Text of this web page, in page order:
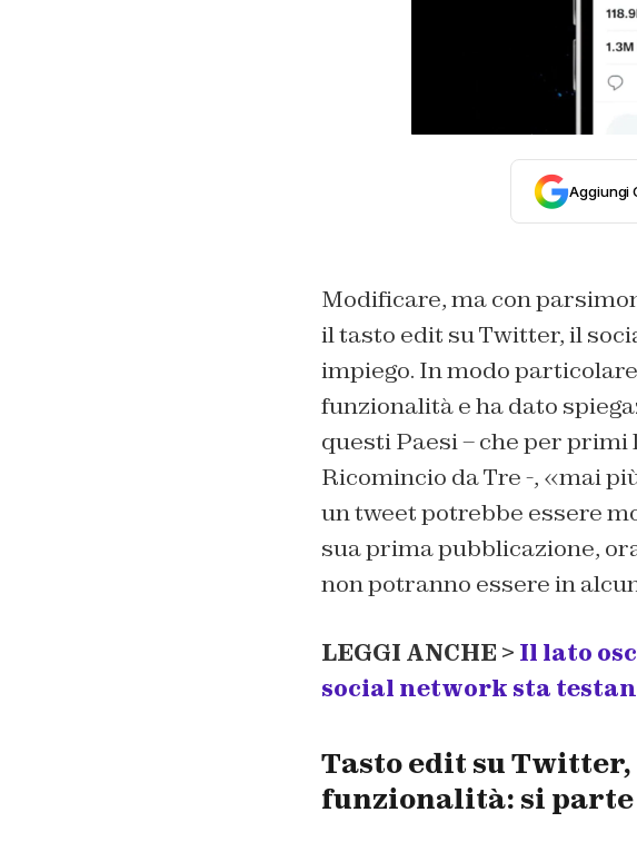
Aggiungi
Modificare, ma con
il tasto edit su Twitter, il
impiego. In modo
funzionalità e ha dato
questi Paesi – che per
Ricomincio da Tre-, «mai
un tweet potrebbe essere
sua prima pubblicazione,
non potranno essere in
LEGGI ANCHE > Il lato
social network sta
Tasto edit su
funzionalità: si parte